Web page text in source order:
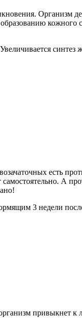
Организм
есть
А
3 недели
привыкнет к